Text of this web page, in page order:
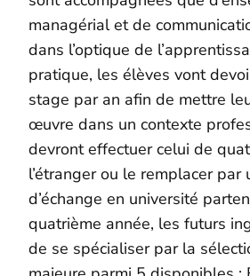
managérial et de
dans l’optique de
pratique, les élèves vont
stage par an afin de mettre
œuvre dans un contexte
devront effectuer celui de
l’étranger ou le remplacer par
d’échange en université
quatrième année, les futurs
de se spécialiser par la